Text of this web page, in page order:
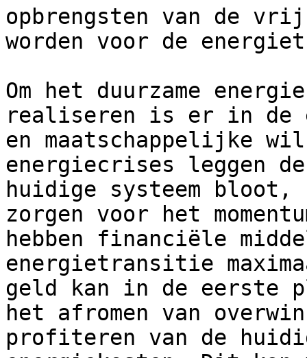
opbrengsten van de
worden voor de
Om het duurzame
realiseren is er in
en maatschappelijke
energiecrises leggen
huidige systeem
zorgen voor het
hebben financiële
energietransitie
geld kan in de eerste
het afromen van
profiteren van de